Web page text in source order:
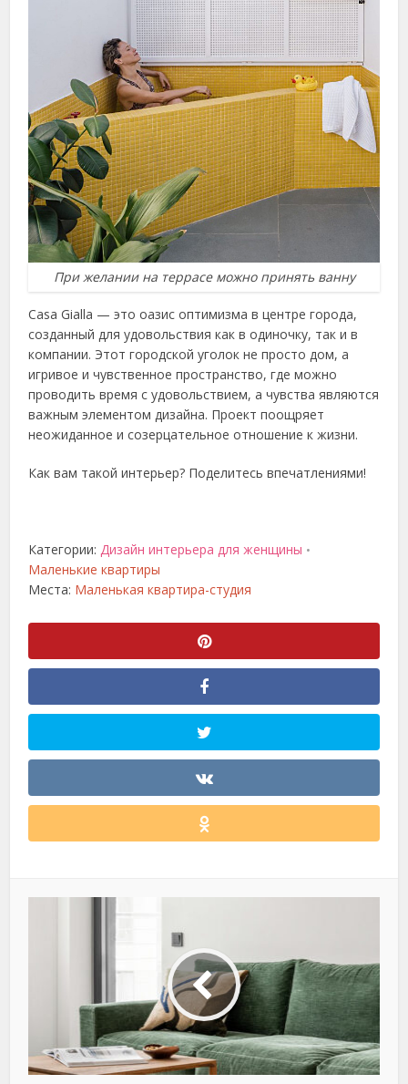
При желании на террасе можно принять ванну
Casa Gialla — это оазис оптимизма в центре города,
созданный для удовольствия как в одиночку, так и в
компании. Этот городской уголок не просто дом, а
игривое и чувственное пространство, где можно
проводить время с удовольствием, а чувства являются
важным элементом дизайна. Проект поощряет
неожиданное и созерцательное отношение к жизни.
Как вам такой интерьер? Поделитесь впечатлениями!
Категории:Дизайн интерьера для женщины •
Маленькие квартиры
Места: Маленькая квартира-студия